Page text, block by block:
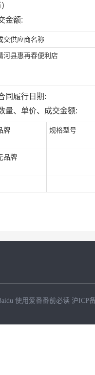
金额:
交供应商名称
河县惠再春便利店
同履行日期:
量、单价、成交金额:
牌 规格型号
品牌
使用爱番番前必读 沪ICP